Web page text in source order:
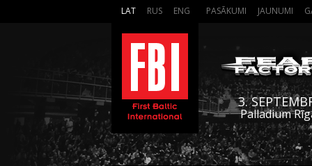
LAT RUS ENG PASĀKUMI JAUNUMI
3.
Palladium